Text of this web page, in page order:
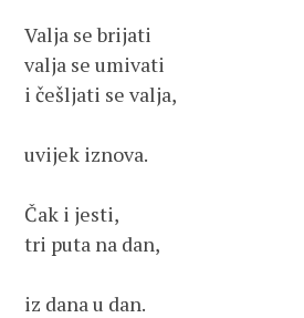
Valja se brijati
valja se umivati
i češljati se valja,
uvijek iznova.
Čak i jesti,
tri puta na dan,
iz dana u dan.